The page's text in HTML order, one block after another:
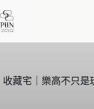
至
容收藏宅｜樂高不只是